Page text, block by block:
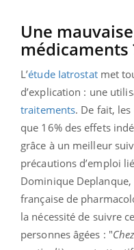
Une
médicaments
L’étude Iatrostatmet
d’explication : une
traitements. De fait,
que 16% des effets
grâce à un meilleur
précautions d’emploi
Dominique
française de
la nécessité de suivre
personnes âgées : "